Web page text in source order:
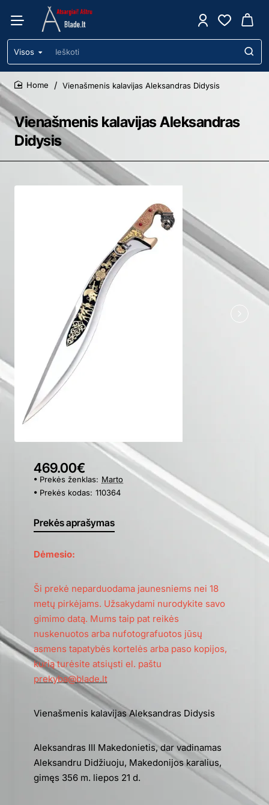
Visos
Ieškoti
Vienašmenis kalavijas Aleksandras
Didysis
home
Vienašmenis kalavijas Aleksandras Didysis
469.00€
Prekės ženklas: Marto
Prekės kodas: 110364
Prekės aprašymas
Dėmesio:
Ši prekė neparduodama jaunesniems nei 18
metų pirkėjams. Užsakydami nurodykite savo
gimimo datą. Mums taip pat reikės
nuskenuotos arba nufotografuotos jūsų
asmens tapatybės kortelės arba paso kopijos,
kurią turėsite atsiųsti el. paštu
prekyba@blade.lt
Vienašmenis kalavijas Aleksandras Didysis
Aleksandras III Makedonietis, dar vadinamas
Aleksandru Didžiuoju, Makedonijos karalius,
gimęs 356 m. liepos 21 d.